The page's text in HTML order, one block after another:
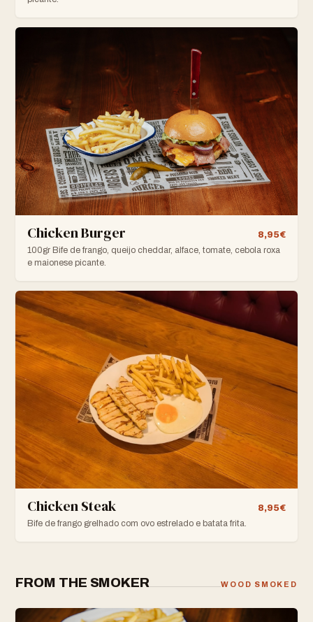
Chicken Burger
8,95€
100gr Bife de frango, queijo cheddar, alface, tomate, cebola roxa
e maionese picante.
Chicken Steak
8,95€
Bife de frango grelhado com ovo estrelado e batata frita.
FROM THE SMOKER WOOD SMOKED